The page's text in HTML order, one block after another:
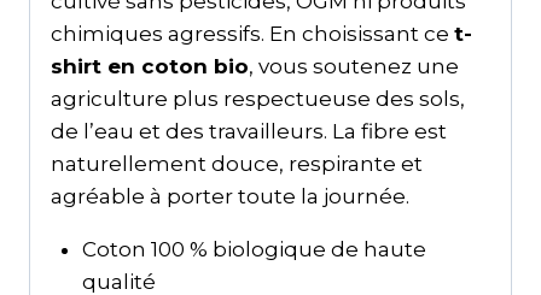
chimiques agressifs. En choisissant ce t-
shirt en coton bio, vous soutenez une
agriculture plus respectueuse des sols,
de l’eau et des travailleurs. La fibre est
naturellement douce, respirante et
agréable à porter toute la journée.
Coton 100 % biologique de haute
qualité